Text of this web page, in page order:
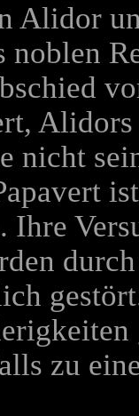
Alidor
noblen
nicht
Ihre
zu